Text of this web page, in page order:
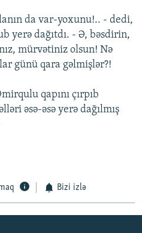
da var-yoxunu!.. - dedi,
yerə dağıtdı. - Ə, bəsdirin,
mürvətiniz olsun! Nə
günü qara gəlmişlər?!
qapını çırpıb
əsə-əsə yerə dağılmış
Bizi izlə